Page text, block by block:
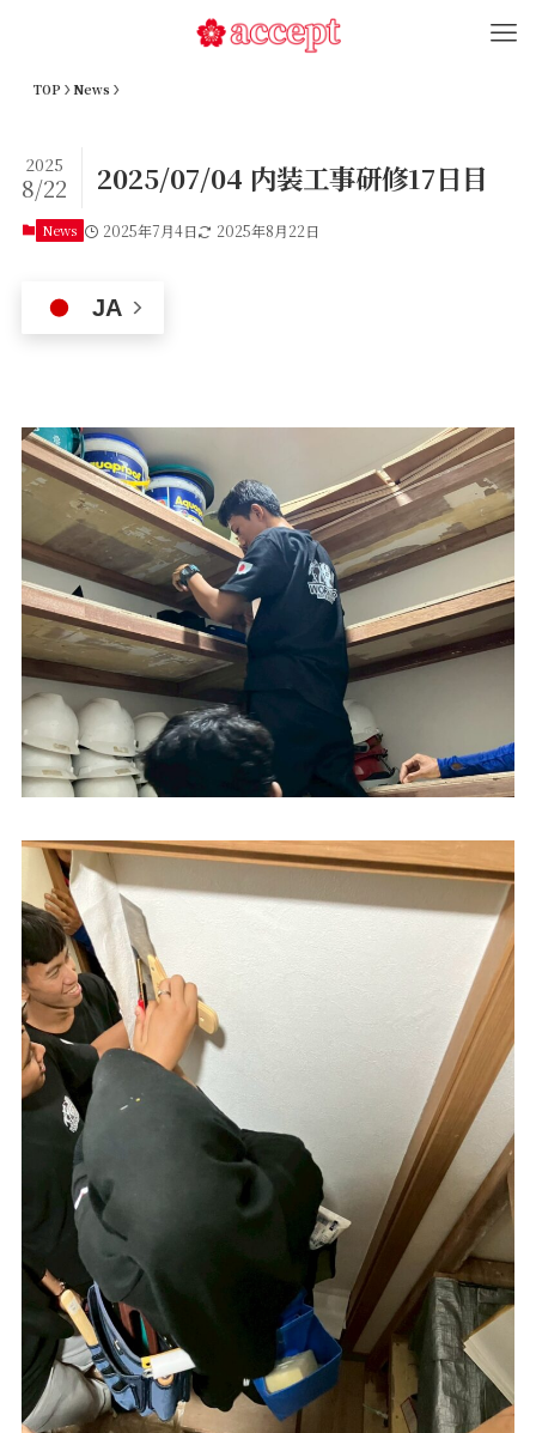
TOP News
2025/07/04 内装工事研修17日目
2025
8/22
News 2025年7月4日 2025年8月22日
JA